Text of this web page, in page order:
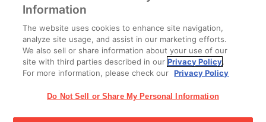
このページの店舗から 3 km
大和駅 小田急江ノ島線
大和市大和南１-１-１
このページの店舗から 3 km
Information
The website uses cookies to enhance site navigation,
analyze site usage, and assist in our marketing efforts.
We also sell or share information about your use of our
site with third parties described in ourPrivacy Policy.
For more information, please check our Privacy Policy
Do Not Sell or Share My Personal Information